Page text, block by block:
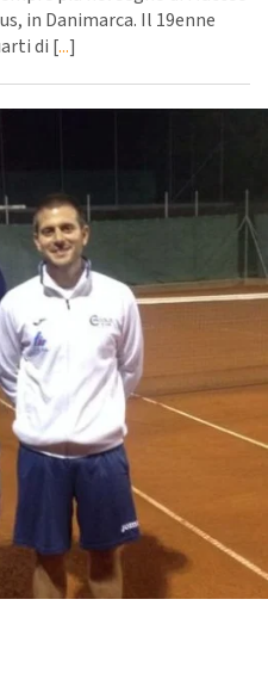
in Danimarca. Il 19enne
di [...]